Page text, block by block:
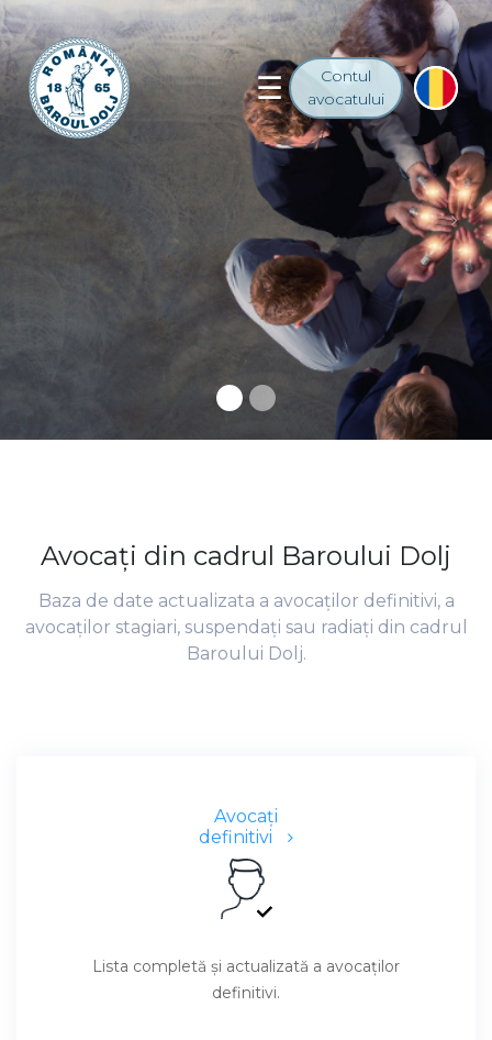
Contul
avocatului
Avocaţi din cadrul Baroului Dolj
Baza de date actualizata a avocaţilor definitivi, a
avocaţilor stagiari, suspendaţi sau radiaţi din cadrul
Baroului Dolj.
Avocaţi
definitivi
Lista completă şi actualizată a avocaţilor
definitivi.